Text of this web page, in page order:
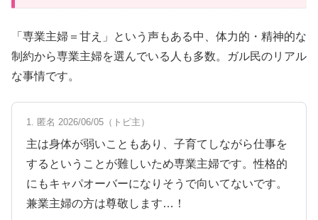
「専業主婦＝甘え」という声もある中、体力的・精神的な
制約から専業主婦を選んでいる人も多数。ガル民のリアル
な事情です。
1. 匿名 2026/06/05（トピ主）
主は身体が弱いこともあり、子育てしながら仕事を
するということが難しいため専業主婦です。性格的
にもキャパオーバーになりそうで向いてないです。
兼業主婦の方は尊敬します…！